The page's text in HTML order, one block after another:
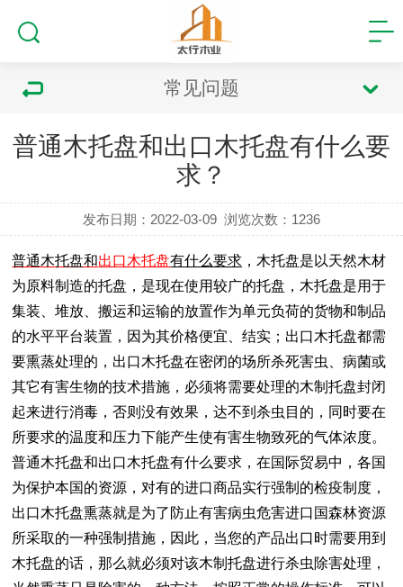
常见问题
普通木托盘和出口木托盘有什么要
求？
发布日期：2022-03-09 浏览次数： 1236
普通木托盘和出口木托盘有什么要求 ， 木托盘是以天然木材
为原料制造的托盘，是现在使用较广的托盘，木托盘是用于
集装、堆放、搬运和运输的放置作为单元负荷的货物和制品
的水平平台装置，因为其价格便宜、结实；出口木托盘都需
要熏蒸处理的， 出口木托盘在密闭的场所杀死害虫、病菌或
其它有害生物的技术措施，必须将需要处理的木制托盘封闭
起来进行消毒，否则没有效果，达不到杀虫目的，同时要在
所要求的温度和压力下能产生使有害生物致死的气体浓度。
普通木托盘和出口木托盘有什么要求，在国际贸易中，各国
为保护本国的资源，对有的进口商品实行强制的检疫制度，
出口木托盘熏蒸就是为了防止有害病虫危害进口国森林资源
所采取的一种强制措施，因此，当您的产品出口时需要用到
木托盘的话，那么就必须对该木制托盘进行杀虫除害处理，